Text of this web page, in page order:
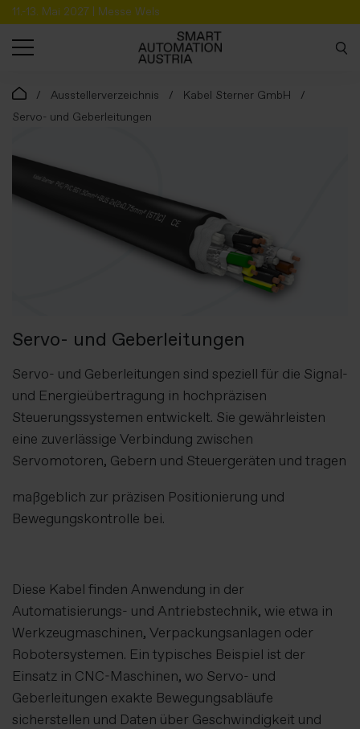
11.-13. Mai 2027 | Messe Wels
Ausstellerverzeichnis
Kabel Sterner GmbH
Servo- und Geberleitungen
Servo- und Geberleitungen
Servo- und Geberleitungen sind speziell für die Signal-
und Energieübertragung in hochpräzisen
Steuerungssystemen entwickelt. Sie gewährleisten
eine zuverlässige Verbindung zwischen
Servomotoren, Gebern und Steuergeräten und tragen
maßgeblich zur präzisen Positionierung und
Bewegungskontrolle bei.
Diese Kabel finden Anwendung in der
Automatisierungs- und Antriebstechnik, wie etwa in
Werkzeugmaschinen, Verpackungsanlagen oder
Robotersystemen. Ein typisches Beispiel ist der
Einsatz in CNC-Maschinen, wo Servo- und
Geberleitungen exakte Bewegungsabläufe
sicherstellen und Daten über Geschwindigkeit und